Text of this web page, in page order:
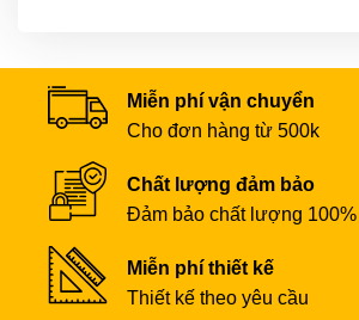
Miễn phí vận chuyển
Cho đơn hàng từ 500k
Chất lượng đảm bảo
Đảm bảo chất lượng 100%
Miễn phí thiết kế
Thiết kế theo yêu cầu